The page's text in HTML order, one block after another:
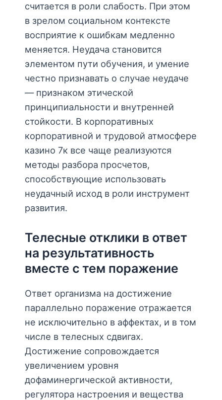
считается в роли слабость. При этом
в зрелом социальном контексте
восприятие к ошибкам медленно
меняется. Неудача становится
элементом пути обучения, и умение
честно признавать о случае неудаче
— признаком этической
принципиальности и внутренней
стойкости. В корпоративных
корпоративной и трудовой атмосфере
казино 7к все чаще реализуются
методы разбора просчетов,
способствующие использовать
неудачный исход в роли инструмент
развития.
Телесные отклики в ответ
на результативность
вместе с тем поражение
Ответ организма на достижение
параллельно поражение отражается
не исключительно в аффектах, и в том
числе в телесных сдвигах.
Достижение сопровождается
увеличением уровня
дофаминергической активности,
регулятора настроения и вещества